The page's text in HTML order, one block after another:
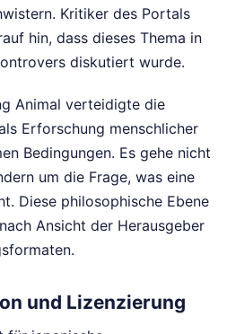
Kritiker des Portals
hin, dass dieses Thema in
diskutiert wurde.
Animal verteidigte die
Erforschung menschlicher
Bedingungen. Es gehe nicht
um die Frage, was eine
Diese philosophische Ebene
Ansicht der Herausgeber
und Lizenzierung